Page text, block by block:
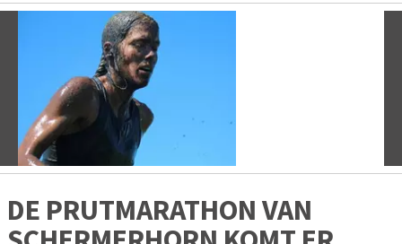
DE PRUTMARATHON VAN